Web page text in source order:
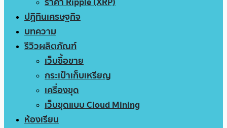
ปฏิทินเศรษฐกิจ
บทความ
รีวิวผลิตภัณฑ์
เว็บซื้อขาย
กระเป๋าเก็บเหรียญ
เครื่องขุด
เว็บขุดแบบ Cloud Mining
ห้องเรียน